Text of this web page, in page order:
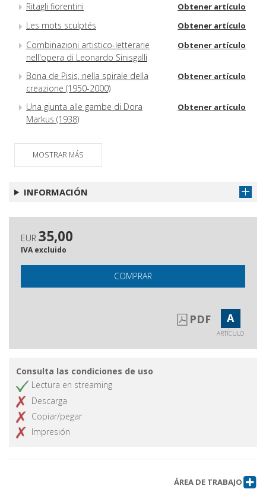
Ritagli fiorentini Obtener artículo
Les mots sculptés Obtener artículo
Combinazioni artistico-letterarie
nell'opera di Leonardo Sinisgalli
Obtener artículo
Bona de Pisis, nella spirale della
creazione (1950-2000)
Obtener artículo
Una giunta alle gambe di Dora
Markus (1938)
Obtener artículo
MOSTRAR MÁS
INFORMACIÓN
EUR 35,00
IVA excluido
COMPRAR
PDF A
ARTÍCULO
Consulta las condiciones de uso
Lectura en streaming
Descarga
Copiar/pegar
Impresión
ÁREA DE TRABAJO